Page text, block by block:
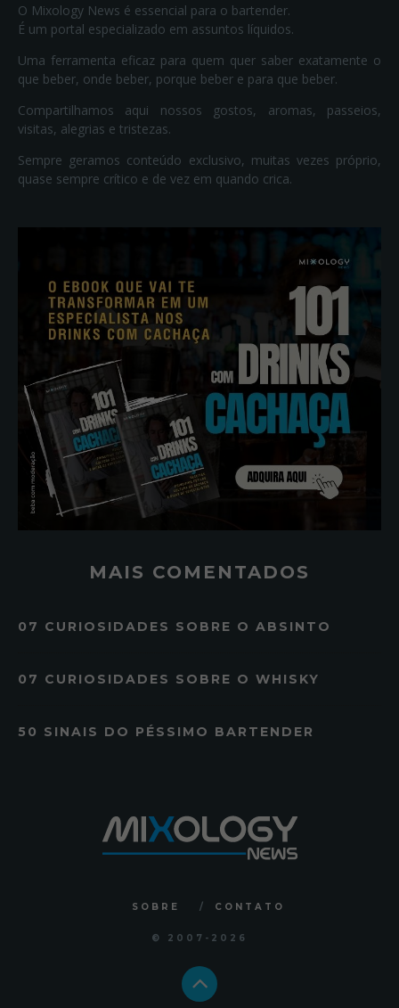
O Mixology News é essencial para o bartender.
É um portal especializado em assuntos líquidos.
Uma ferramenta eficaz para quem quer saber exatamente o
que beber, onde beber, porque beber e para que beber.
Compartilhamos aqui nossos gostos, aromas, passeios,
visitas, alegrias e tristezas.
Sempre geramos conteúdo exclusivo, muitas vezes próprio,
quase sempre crítico e de vez em quando crica.
MAIS COMENTADOS
07 CURIOSIDADES SOBRE O ABSINTO
07 CURIOSIDADES SOBRE O WHISKY
50 SINAIS DO PÉSSIMO BARTENDER
SOBRE CONTATO
© 2007 -2026